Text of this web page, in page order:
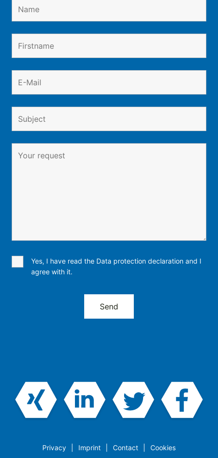
Yes, I have read the Data protection declaration and I
agree with it.
Privacy Imprint Contact Cookies